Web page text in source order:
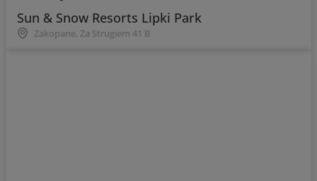
Sun & Snow Resorts Lipki Park
Zakopane, Za Strugiem 41 B